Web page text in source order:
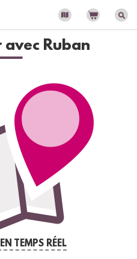
Ruban
TEMPS RÉEL